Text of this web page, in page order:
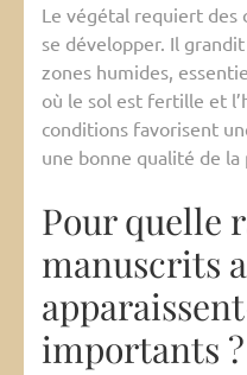
Le végétal requiert des
se développer. Il
zones humides,
où le sol est fertille et
conditions favorisent
une bonne qualité de la
Pour quelle
manuscrits
importants ?